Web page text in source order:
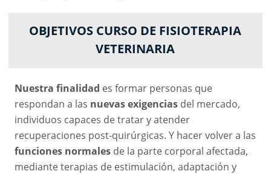
OBJETIVOS CURSO DE FISIOTERAPIA
VETERINARIA
Nuestra finalidad es formar personas que
respondan a las nuevas exigenciasdel mercado,
individuos capaces de tratar y atender
recuperaciones post-quirúrgicas. Y hacer volver a las
funciones normalesde la parte corporal afectada,
mediante terapias de estimulación, adaptación y